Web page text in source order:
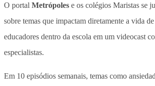
O portal Metrópoles e os colégios Maristas se
sobre temas que impactam diretamente a vida de
educadores dentro da escola em um videocast
especialistas.
Em 10 episódios semanais, temas como